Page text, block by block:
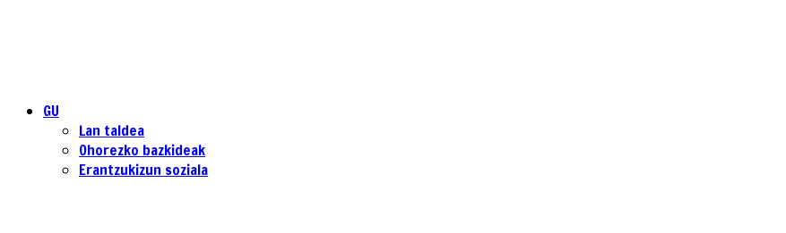
GU
Lan taldea
Ohorezko bazkideak
Erantzukizun soziala